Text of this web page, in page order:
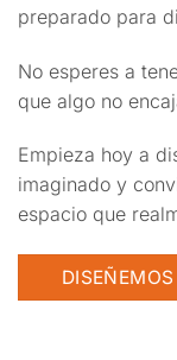
preparado para
No esperes a
que algo no
Empieza hoy a
imaginado y
espacio que